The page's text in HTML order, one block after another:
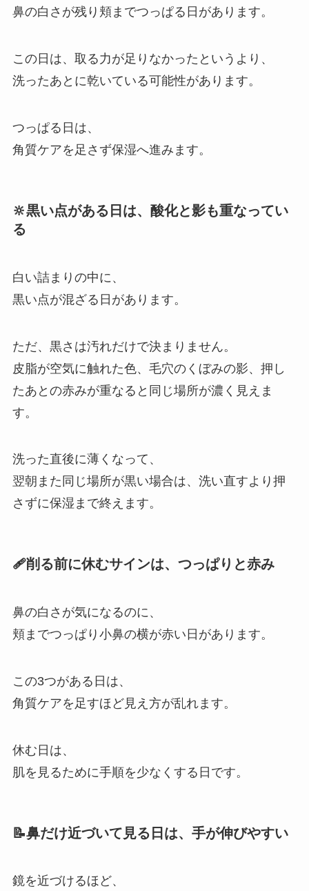
鼻の白さが残り頬までつっぱる日があります。
この日は、取る力が足りなかったというより、
洗ったあとに乾いている可能性があります。
つっぱる日は、
角質ケアを足さず保湿へ進みます。
🔆黒い点がある日は、酸化と影も重なってい
る
白い詰まりの中に、
黒い点が混ざる日があります。
ただ、黒さは汚れだけで決まりません。
皮脂が空気に触れた色、毛穴のくぼみの影、押し
たあとの赤みが重なると同じ場所が濃く見えま
す。
洗った直後に薄くなって、
翌朝また同じ場所が黒い場合は、洗い直すより押
さずに保湿まで終えます。
🩹削る前に休むサインは、つっぱりと赤み
鼻の白さが気になるのに、
頬までつっぱり小鼻の横が赤い日があります。
この3つがある日は、
角質ケアを足すほど見え方が乱れます。
休む日は、
肌を見るために手順を少なくする日です。
📝鼻だけ近づいて見る日は、手が伸びやすい
鏡を近づけるほど、